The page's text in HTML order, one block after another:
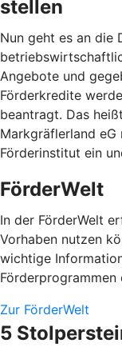
stellen
Nun geht es an die
Angebote und
Förderkredite
beantragt. Das
Markgräflerland
Förderinstitut ein
FörderWelt
In der FörderWelt
Vorhaben nutzen
wichtige
Förderprogrammen
Zur FörderWelt
5